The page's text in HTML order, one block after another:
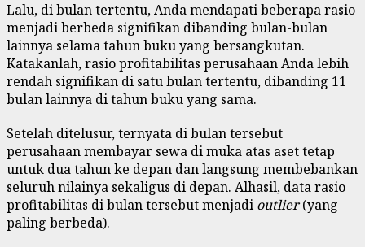
Lalu, di bulan tertentu, Anda mendapati beberapa rasio
menjadi berbeda signifikan dibanding bulan-bulan
lainnya selama tahun buku yang bersangkutan.
Katakanlah, rasio profitabilitas perusahaan Anda lebih
rendah signifikan di satu bulan tertentu, dibanding 11
bulan lainnya di tahun buku yang sama.
Setelah ditelusur, ternyata di bulan tersebut
perusahaan membayar sewa di muka atas aset tetap
untuk dua tahun ke depan dan langsung membebankan
seluruh nilainya sekaligus di depan. Alhasil, data rasio
profitabilitas di bulan tersebut menjadi outlier(yang
paling berbeda).